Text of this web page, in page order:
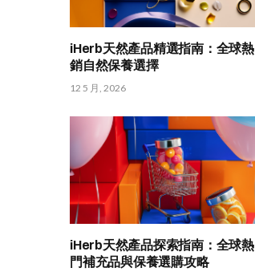
iHerb天然產品精選指南：全球熱
銷自然保養選擇
12 5 月, 2026
iHerb天然產品探索指南：全球熱
門補充品與保養選購攻略